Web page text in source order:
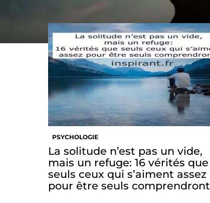
PSYCHOLOGIE
La solitude n’est pas un vide,
mais un refuge: 16 vérités que
seuls ceux qui s’aiment assez
pour être seuls comprendront